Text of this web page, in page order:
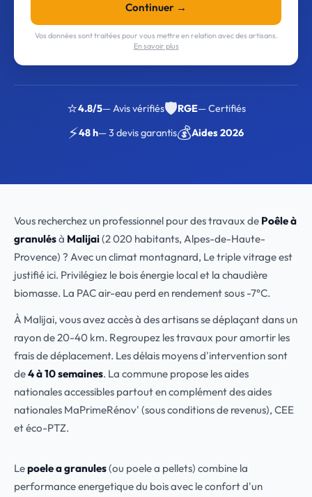
Continuer →
Vos données sont traitées pour vous mettre en relation avec des artisans.
En savoir plus
⭐4.8/5— Avis vérifiés🛡️RGE— Certifiés
⚡48 h— 3 devis garantis💰Aides 2026
Vous recherchez un professionnel pour des travaux de Poêle à
granulésà Malijai(2 020 habitants, Alpes-de-Haute-
Provence) ? Avec un climat montagnard, Le triple vitrage est
justifié ici. Privilégiez le bois énergie local et la chaudière
biomasse. La PAC air-eau perd en rendement sous -7°C.
À Malijai, vous avez accès à des artisans se déplaçant dans un
rayon de 20-40 km. Regroupez les travaux pour amortir les
frais de déplacement. Les délais moyens d'intervention sont
de4 à 10 semaines. La commune propose les aides
nationales accessibles partout en complément des aides
nationales MaPrimeRénov' (sous conditions de revenus), CEE
et éco-PTZ.
Lepoele a granules(ou poele a pellets) combine la
performance energetique du bois avec le confort d'un